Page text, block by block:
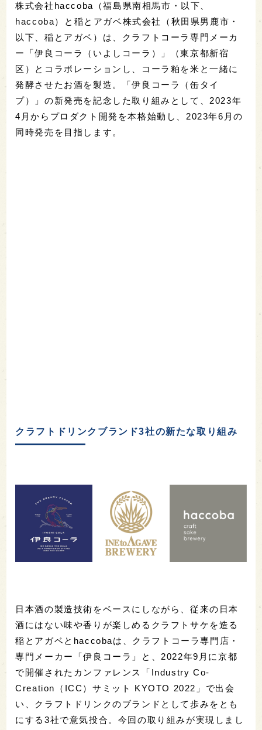
株式会社haccoba（福島県南相馬市・以下、
haccoba）と稲とアガベ株式会社（秋田県男鹿市・
以下、稲とアガベ）は、クラフトコーラ専門メーカ
ー「伊良コーラ（いよしコーラ）」（東京都新宿
区）とコラボレーションし、コーラ粕を米と一緒に
発酵させたお酒を製造。「伊良コーラ（缶タイ
プ）」の新発売を記念した取り組みとして、2023年
4月からプロダクト開発を本格始動し、2023年6月の
同時発売を目指します。
クラフトドリンクブランド3社の新たな取り組み
日本酒の製造技術をベースにしながら、従来の日本
酒にはない味や香りが楽しめるクラフトサケを造る
稲とアガベとhaccobaは、クラフトコーラ専門店・
専門メーカー「伊良コーラ」と、2022年9月に京都
で開催されたカンファレンス「Industry Co-
Creation（ICC）サミット KYOTO 2022」で出会
い、クラフトドリンクのブランドとして歩みをとも
にする3社で意気投合。今回の取り組みが実現しまし